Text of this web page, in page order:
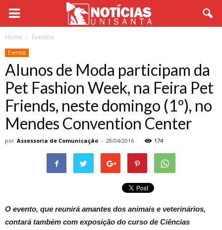
Home Eventos
Eventos
Alunos de Moda participam da
Pet Fashion Week, na Feira Pet
Friends, neste domingo (1º), no
Mendes Convention Center
por Assessoria de Comunicação - 28/04/2016 174
O evento, que reunirá amantes dos animais e veterinários,
contará também com exposição do curso de Ciências